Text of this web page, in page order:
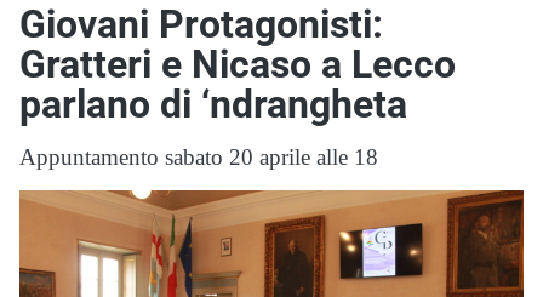
Giovani Protagonisti:
Gratteri e Nicaso a Lecco
parlano di ‘ndrangheta
Appuntamento sabato 20 aprile alle 18